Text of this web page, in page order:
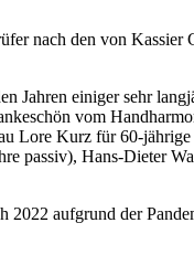
nach den von Kassier
Jahren einiger sehr
vom
Lore Kurz für 60-
passiv), Hans-Dieter
aufgrund der